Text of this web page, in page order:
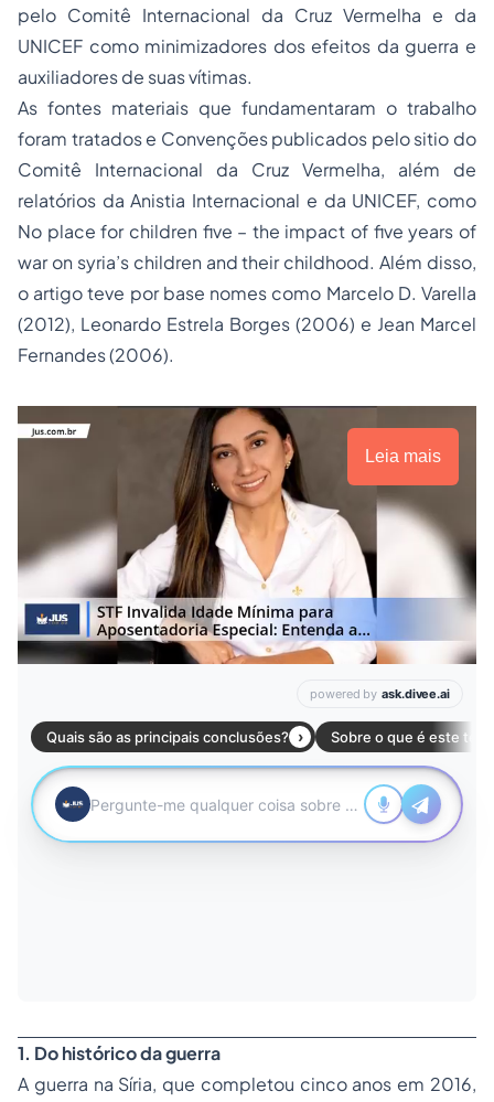
pelo Comitê Internacional da Cruz Vermelha e da
UNICEF como minimizadores dos efeitos da guerra e
auxiliadores de suas vítimas.
As fontes materiais que fundamentaram o trabalho
foram tratados e Convenções publicados pelo sitio do
Comitê Internacional da Cruz Vermelha, além de
relatórios da Anistia Internacional e da UNICEF, como
No place for children five – the impact of five years of
war on syria’s children and their childhood. Além disso,
o artigo teve por base nomes como Marcelo D. Varella
(2012), Leonardo Estrela Borges (2006) e Jean Marcel
Fernandes (2006).
Leia mais
1. Do histórico da guerra
A guerra na Síria, que completou cinco anos em 2016,